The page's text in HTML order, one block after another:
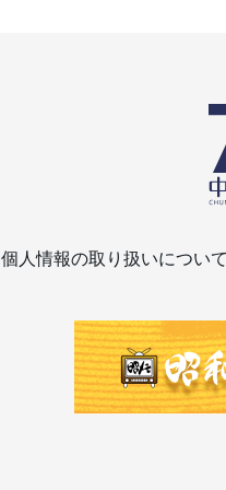
個人情報の取り扱いについて